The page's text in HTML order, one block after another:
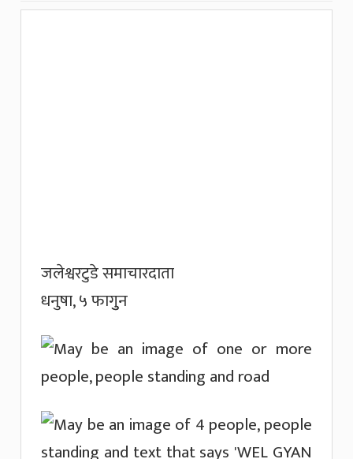
जलेश्वरटुडे समाचारदाता
धनुषा, ५ फागुुन